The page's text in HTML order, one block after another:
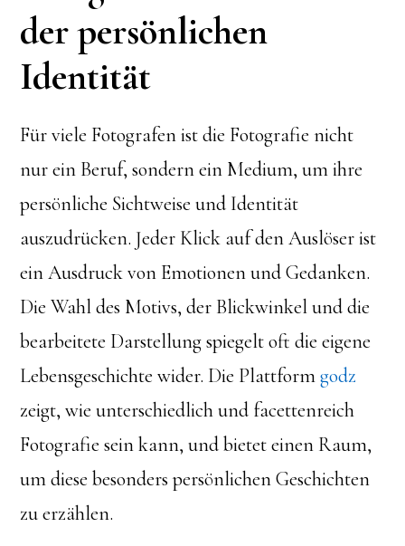
der persönlichen
Identität
Für viele Fotografen ist die Fotografie nicht
nur ein Beruf, sondern ein Medium, um ihre
persönliche Sichtweise und Identität
auszudrücken. Jeder Klick auf den Auslöser ist
ein Ausdruck von Emotionen und Gedanken.
Die Wahl des Motivs, der Blickwinkel und die
bearbeitete Darstellung spiegelt oft die eigene
Lebensgeschichte wider. Die Plattformgodz
zeigt, wie unterschiedlich und facettenreich
Fotografie sein kann, und bietet einen Raum,
um diese besonders persönlichen Geschichten
zu erzählen.